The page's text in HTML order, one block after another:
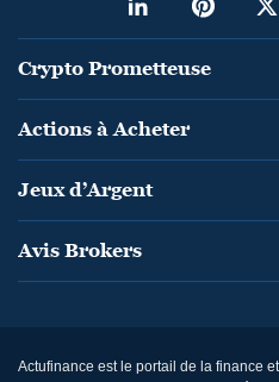
Crypto Prometteuse
Actions à Acheter
Jeux d’Argent
Avis Brokers
Actufinance est le portail de la finance